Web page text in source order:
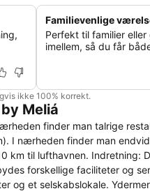
Familievenlige
Perfekt til familier
imellem, så du får
ikke 100% korrekt.
Meliá
finder man talrige
I nærheden finder man
til lufthavnen. Indretning:
forskellige faciliteter og
og et selskabslokale.